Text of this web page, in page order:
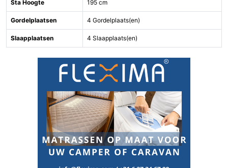
Sta Hoogte 195 cm
Gordelplaatsen 4 Gordelplaats(en)
Slaapplaatsen 4 Slaapplaats(en)